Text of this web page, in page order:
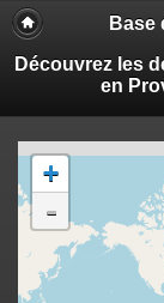
Base
Découvrez les
en
+
-